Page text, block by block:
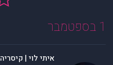
1 בספטמבר
איתי לוי | קיסריה